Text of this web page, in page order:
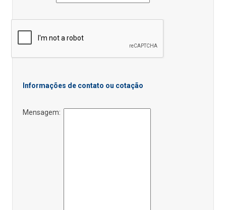
Informações de contato ou cotação
Mensagem: